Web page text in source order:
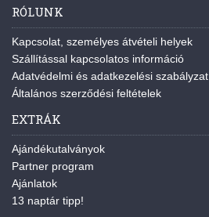
RÓLUNK
Kapcsolat, személyes átvételi helyek
Szállítással kapcsolatos információ
Adatvédelmi és adatkezelési szabályzat
Általános szerződési feltételek
EXTRÁK
Ajándékutalványok
Partner program
Ajánlatok
13 naptár tipp!